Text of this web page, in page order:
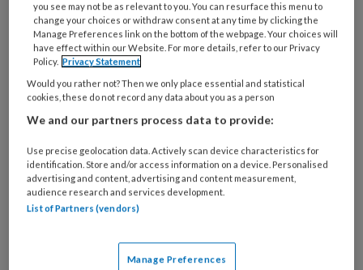
Dat is evenveel als
PREMIUM
Bekijk de mogelijkheden
Al abonnee?
you see may not be as relevant to you. You can resurface this menu to
change your choices or withdraw consent at any time by clicking the
Manage Preferences link on the bottom of the webpage. Your choices will
have effect within our Website. For more details, refer to our Privacy
Policy. Privacy Statement
Would you rather not? Then we only place essential and statistical
cookies, these do not record any data about you as a person
We and our partners process data to provide:
Use precise geolocation data. Actively scan device characteristics for
identification. Store and/or access information on a device. Personalised
advertising and content, advertising and content measurement,
audience research and services development.
List of Partners (vendors)
Manage Preferences